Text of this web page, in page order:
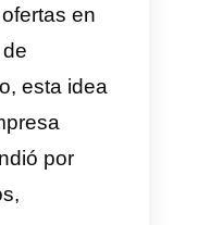
durante su
tiempo que
solicitudes